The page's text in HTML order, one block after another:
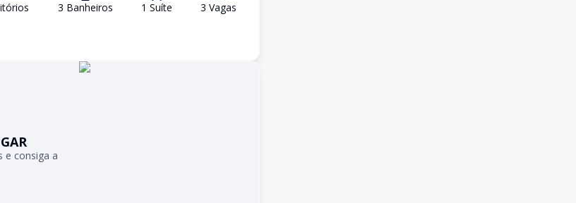
s 3 Banheiros 1 Suíte 3 Vagas
e consiga a